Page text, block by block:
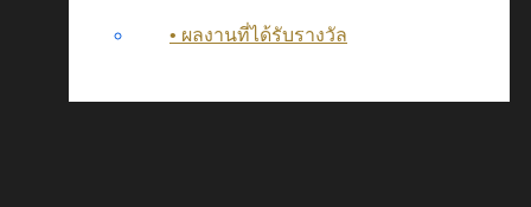
• ผลงานที่ได้รับรางวัล